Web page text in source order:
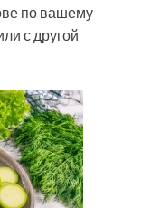
по вашему
с другой